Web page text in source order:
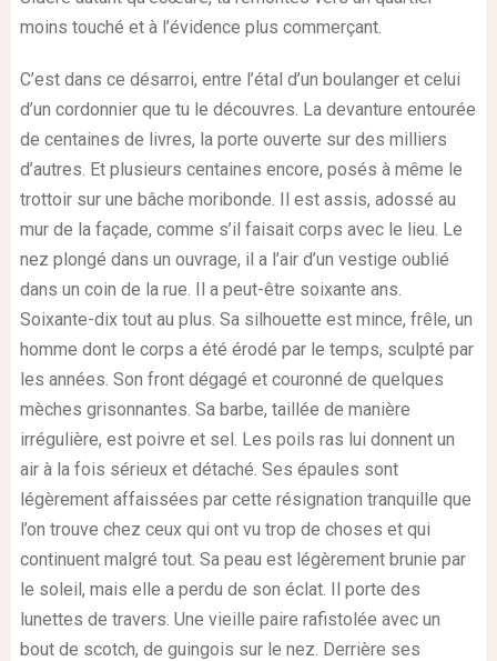
moins touché et à l’évidence plus commerçant.
C’est dans ce désarroi, entre l’étal d’un boulanger et celui
d’un cordonnier que tu le découvres. La devanture entourée
de centaines de livres, la porte ouverte sur des milliers
d’autres. Et plusieurs centaines encore, posés à même le
trottoir sur une bâche moribonde. Il est assis, adossé au
mur de la façade, comme s’il faisait corps avec le lieu. Le
nez plongé dans un ouvrage, il a l’air d’un vestige oublié
dans un coin de la rue. Il a peut-être soixante ans.
Soixante-dix tout au plus. Sa silhouette est mince, frêle, un
homme dont le corps a été érodé par le temps, sculpté par
les années. Son front dégagé et couronné de quelques
mèches grisonnantes. Sa barbe, taillée de manière
irrégulière, est poivre et sel. Les poils ras lui donnent un
air à la fois sérieux et détaché. Ses épaules sont
légèrement affaissées par cette résignation tranquille que
l’on trouve chez ceux qui ont vu trop de choses et qui
continuent malgré tout. Sa peau est légèrement brunie par
le soleil, mais elle a perdu de son éclat. Il porte des
lunettes de travers. Une vieille paire rafistolée avec un
bout de scotch, de guingois sur le nez. Derrière ses